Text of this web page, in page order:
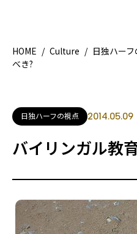
地域別ガイド
観光ガイド
著者一覧
ライター募集
HOME / Culture / 日独ハー
べき?
日独ハーフの視点 2014.05.09
バイリンガル教